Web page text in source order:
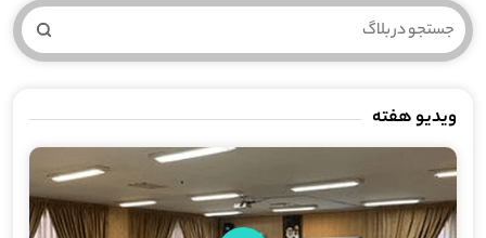
ویدیو هفته